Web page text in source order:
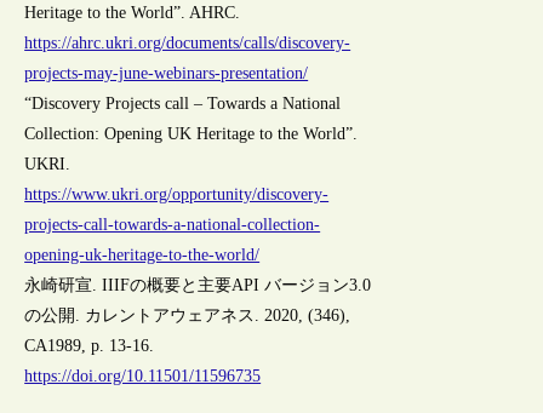
Heritage to the World”. AHRC.
https://ahrc.ukri.org/documents/calls/discovery-
projects-may-june-webinars-presentation/
“Discovery Projects call – Towards a National
Collection: Opening UK Heritage to the World”.
UKRI.
https://www.ukri.org/opportunity/discovery-
projects-call-towards-a-national-collection-
opening-uk-heritage-to-the-world/
永崎研宣. IIIFの概要と主要API バージョン3.0
の公開. カレントアウェアネス. 2020, (346),
CA1989, p. 13-16.
https://doi.org/10.11501/11596735